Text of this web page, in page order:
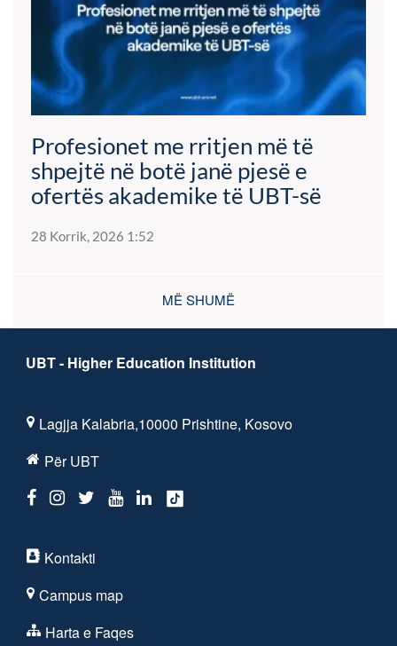
Profesionet me rritjen më të
shpejtë në botë janë pjesë e
ofertës akademike të UBT-së
28 Korrik, 2026 1:52
MË SHUMË
UBT - Higher Education Institution
Lagjja Kalabria,10000 Prishtine, Kosovo
Për UBT
Kontakti
Campus map
Harta e Faqes